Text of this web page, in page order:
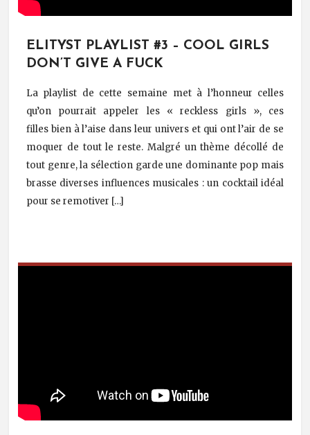
ELITYST PLAYLIST #3 – COOL GIRLS
DON’T GIVE A FUCK
La playlist de cette semaine met à l’honneur celles
qu’on pourrait appeler les « reckless girls », ces
filles bien à l’aise dans leur univers et qui ont l’air de se
moquer de tout le reste. Malgré un thème décollé de
tout genre, la sélection garde une dominante pop mais
brasse diverses influences musicales : un cocktail idéal
pour se remotiver […]